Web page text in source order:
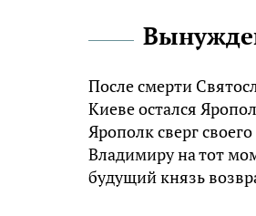
После смерти
Киеве остался
Ярополк сверг
Владимиру на тот
будущий князь